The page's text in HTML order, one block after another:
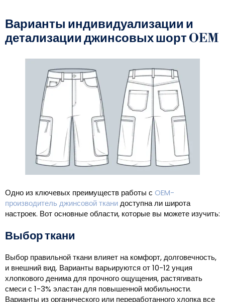
Варианты индивидуализации и
детализации джинсовых шорт OEM
Одно из ключевых преимуществ работы с OEM-
производитель джинсовой тканидоступна ли широта
настроек. Вот основные области, которые вы можете изучить:
Выбор ткани
Выбор правильной ткани влияет на комфорт, долговечность,
и внешний вид. Варианты варьируются от 10-12 унция
хлопкового денима для прочного ощущения, растягивать
смеси с 1-3% эластан для повышенной мобильности.
Варианты из органического или переработанного хлопка все